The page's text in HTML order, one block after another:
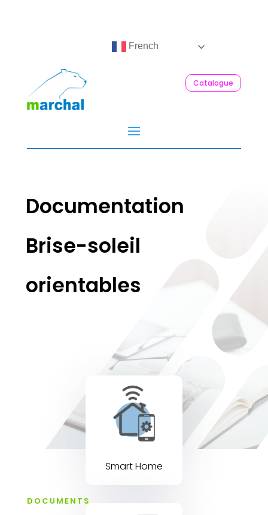
French
Catalogue
Documentation
Brise-soleil
orientables
Smart Home
DOCUMENTS